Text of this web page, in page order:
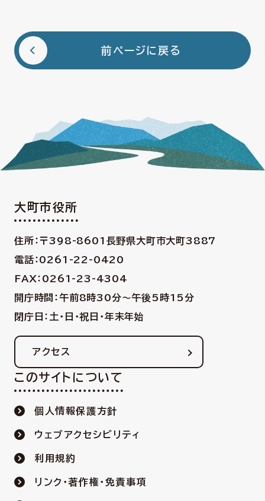
前ページに戻る
大町市役所
住所：〒398-8601 長野県大町市大町3887
電話：0261-22-0420
FAX：0261-23-4304
開庁時間：午前8時30分〜午後5時15分
閉庁日：土・日・祝日・年末年始
アクセス
このサイトについて
個人情報保護方針
ウェブアクセシビリティ
利用規約
リンク・著作権・免責事項